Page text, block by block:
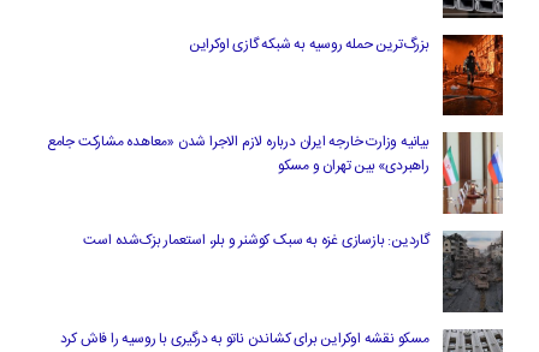
بزرگ‌ترین حمله روسیه به شبکه گازی اوکراین
بیانیه وزارت خارجه ایران درباره لازم‌ الاجرا شدن «معاهده مشارکت جامع
راهبردی» بین تهران و مسکو
گاردین: بازسازی غزه به سبک کوشنر و بلر، استعمار بزک‌شده است
مسکو نقشه اوکراین برای کشاندن ناتو به درگیری با روسیه را فاش کرد